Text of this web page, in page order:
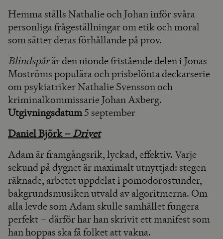
Hemma ställs Nathalie och Johan inför svåra
personliga frågeställningar om etik och moral
som sätter deras förhållande på prov.
Blindspårär den nionde fristående delen i Jonas
Moströms populära och prisbelönta deckarserie
om psykiatriker Nathalie Svensson och
kriminalkommissarie Johan Axberg.
Utgivningsdatum5 september
Daniel Björk –Drivet
Adam är framgångsrik, lyckad, effektiv. Varje
sekund på dygnet är maximalt utnyttjad: stegen
räknade, arbetet uppdelat i pomodorostunder,
bakgrundsmusiken utvald av algoritmerna. Om
alla levde som Adam skulle samhället fungera
perfekt – därför har han skrivit ett manifest som
han hoppas ska få folket att vakna.